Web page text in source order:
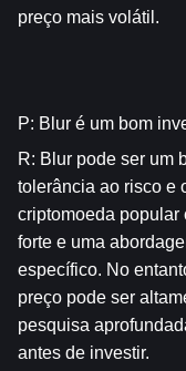
preço mais volátil.
P: Blur é um bom
R: Blur pode ser um
tolerância ao risco e
criptomoeda popular
forte e uma
específico. No
preço pode ser
pesquisa
antes de investir.